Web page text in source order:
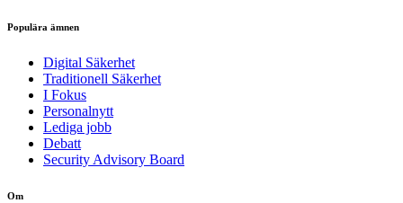
Populära ämnen
Digital Säkerhet
Traditionell Säkerhet
I Fokus
Personalnytt
Lediga jobb
Debatt
Security Advisory Board
Om